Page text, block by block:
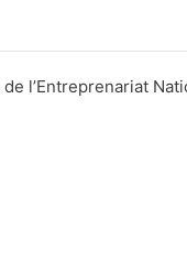
l’Entreprenariat